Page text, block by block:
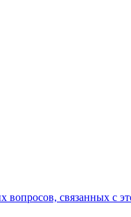
вопросов, связанных с